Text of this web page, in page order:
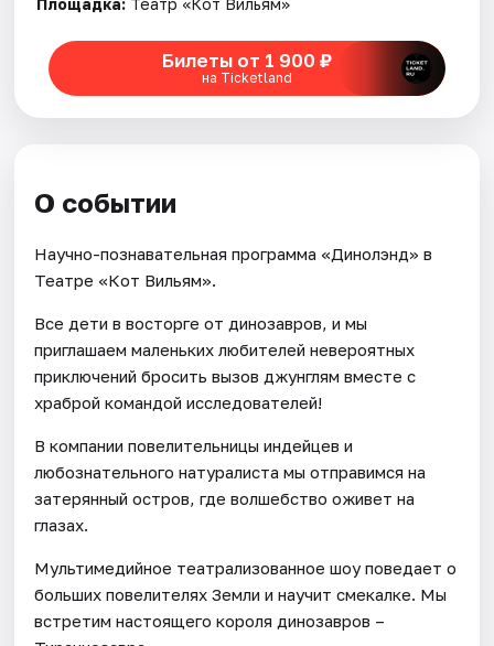
Билеты от 1 900 ₽
на Ticketland
О событии
Научно-познавательная программа «Динолэнд» в
Театре «Кот Вильям».
Все дети в восторге от динозавров, и мы
приглашаем маленьких любителей невероятных
приключений бросить вызов джунглям вместе с
храброй командой исследователей!
В компании повелительницы индейцев и
любознательного натуралиста мы отправимся на
затерянный остров, где волшебство оживет на
глазах.
Мультимедийное театрализованное шоу поведает о
больших повелителях Земли и научит смекалке. Мы
встретим настоящего короля динозавров –